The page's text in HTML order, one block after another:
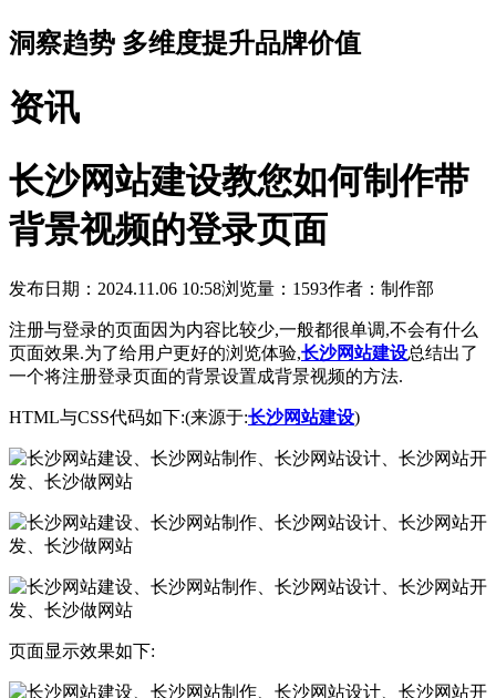
洞察趋势 多维度提升品牌价值
资讯
长沙网站建设教您如何制作带
背景视频的登录页面
发布日期：2024.11.06 10:58浏览量：1593作者：制作部
注册与登录的页面因为内容比较少,一般都很单调,不会有什么
页面效果.为了给用户更好的浏览体验,长沙网站建设总结出了
一个将注册登录页面的背景设置成背景视频的方法.
HTML与CSS代码如下:(来源于:长沙网站建设)
页面显示效果如下: